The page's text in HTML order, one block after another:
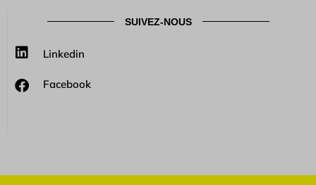
SUIVEZ-NOUS
Linkedin
Facebook